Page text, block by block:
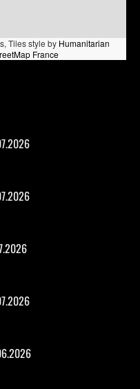
Tiles style by Humanitarian
France